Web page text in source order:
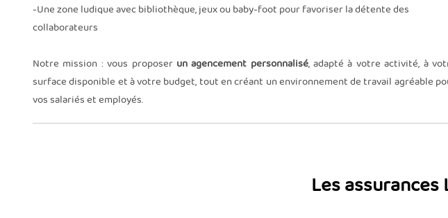
-Une zone ludique avec bibliothèque, jeux ou baby-foot pour favoriser la détente des
collaborateurs
Notre mission : vous proposer un agencement personnalisé, adapté à votre activité, à
surface disponible et à votre budget, tout en créant un environnement de travail agréable
vos salariés et employés.
Les